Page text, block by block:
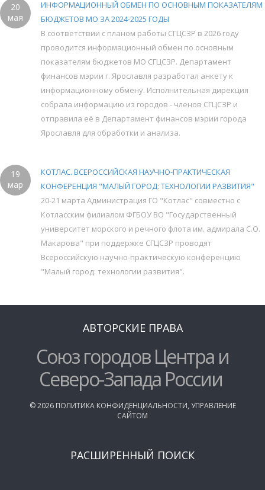
20
мая
ИНФОРМАЦИОННЫЙ ОБМЕН ПО ОСНОВНЫМ ПОКАЗАТЕЛЯМ
БЮДЖЕТОВ МО ЗА 2024-2025 ГОДЫ
В соответствии с планом работы СГЦСЗР в 2026 году
проводится информационный обмен по основным
показателям бюджетов МО СГЦСЗР. Департамент
финансов мэрии г. Ярославля разработал анкету к
информационному обмену. Исполнительная дирекция
собрала информацию из городов - членов СГЦСЗР и
отправила её в Департамент финансов мэрии города
Ярославля для обработки и анализа.
19
мар
КОТЛАС. ВСЕРОССИЙСКАЯ НАУЧНО-ПРАКТИЧЕСКАЯ
КОНФЕРЕНЦИЯ "МАЛЫЙ ГОРОД: ТЕХНОЛОГИИ РАЗВИТИЯ"
20-21 марта Администрация ГО "Котлас" совместно с
Котласским филиалом ФГБОУ ВО "Государственный
университет морского и речного флота им. адмирала С.О.
Макарова" при поддержке СГЦСЗР проводят
Всероссийскую научно-практическую конференцию
"Малый город: технологии развития".
АВТОРСКИЕ ПРАВА
Союз городов Центра и
Северо-Запада России
©2026 ПОЛИТИКА КОНФИДЕНЦИАЛЬНОСТИ, УПРАВЛЕНИЕ
САЙТОМ
РАСШИРЕННЫЙ ПОИСК